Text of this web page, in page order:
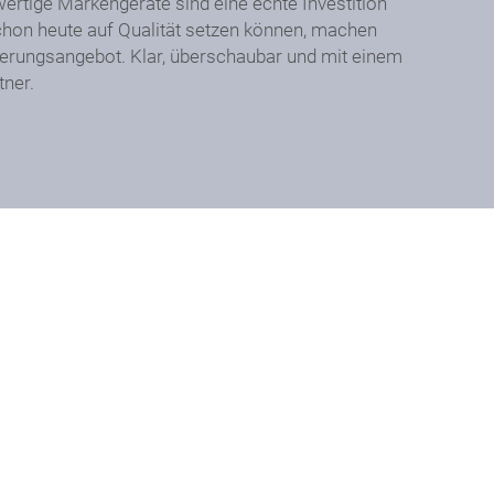
heute auf Qualität setzen können, machen
Klar, überschaubar und mit einem